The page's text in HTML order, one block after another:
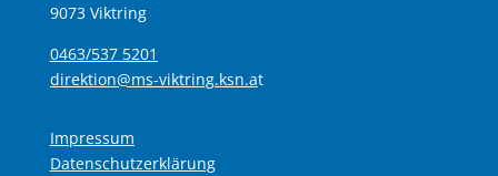
9073 Viktring
0463/537 5201
direktion@ms-viktring.ksn.at
Impressum
Datenschutzerklärung